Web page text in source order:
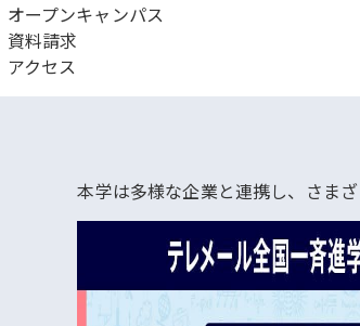
オープンキャンパス
資料請求
アクセス
本学は多様な企業と連携し、さま